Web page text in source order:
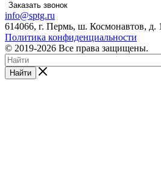
Заказать звонок
info@sptg.ru
614066, г. Пермь, ш. Космонавтов, д.
Политика конфиденциальности
© 2019-2026 Все права защищены.
Найти